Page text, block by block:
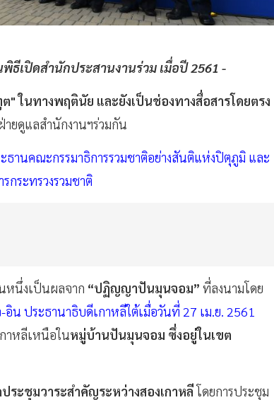
เปิดสำนักประสานงานร่วม เมื่อปี 2561 -
ในทางพฤตินัย และยังเป็นช่องทางสื่อสารโดยตรง
ยดูแลสำนักงานฯร่วมกัน
านคณะกรรมาธิการรวมชาติอย่างสันติแห่งปิตุภูมิ และ
กระทรวงรวมชาติ
หนึ่งเป็นผลจาก “ปฏิญญาปันมุนจอม” ที่ลงนามโดย
ประธานาธิบดีเกาหลีใต้เมื่อวันที่ 27 เม.ย. 2561
าหลีเหนือในหมู่บ้านปันมุนจอม ซึ่งอยู่ในเขต
ะชุมวาระสำคัญระหว่างสองเกาหลีโดยการประชุม